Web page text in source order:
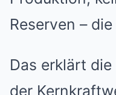
Reserven –
Das erklärt
der